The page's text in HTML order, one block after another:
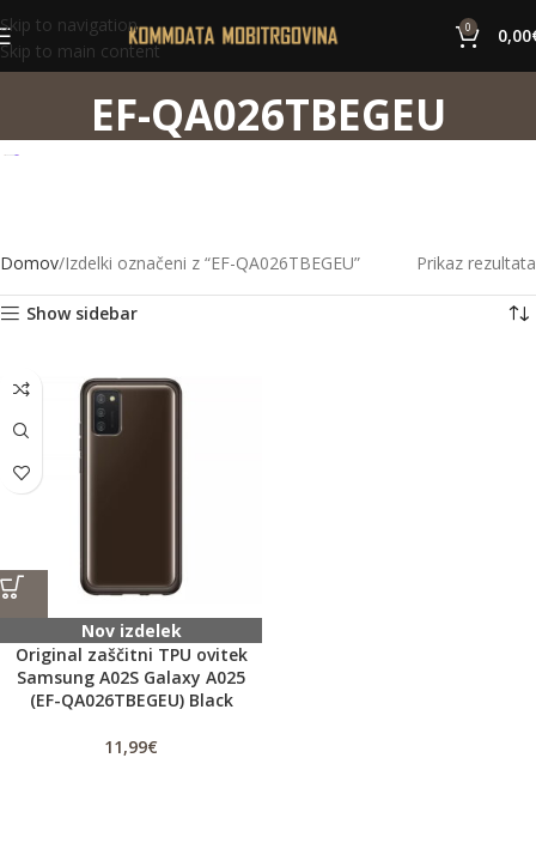
Skip to navigation
Skip to main content
0 0,00
EF-QA026TBEGEU
Domov Izdelki označeni z “EF-QA026TBEGEU” Prikaz rezultata
Show sidebar
Nov izdelek
Original zaščitni TPU ovitek
Samsung A02S Galaxy A025
(EF-QA026TBEGEU) Black
11,99€